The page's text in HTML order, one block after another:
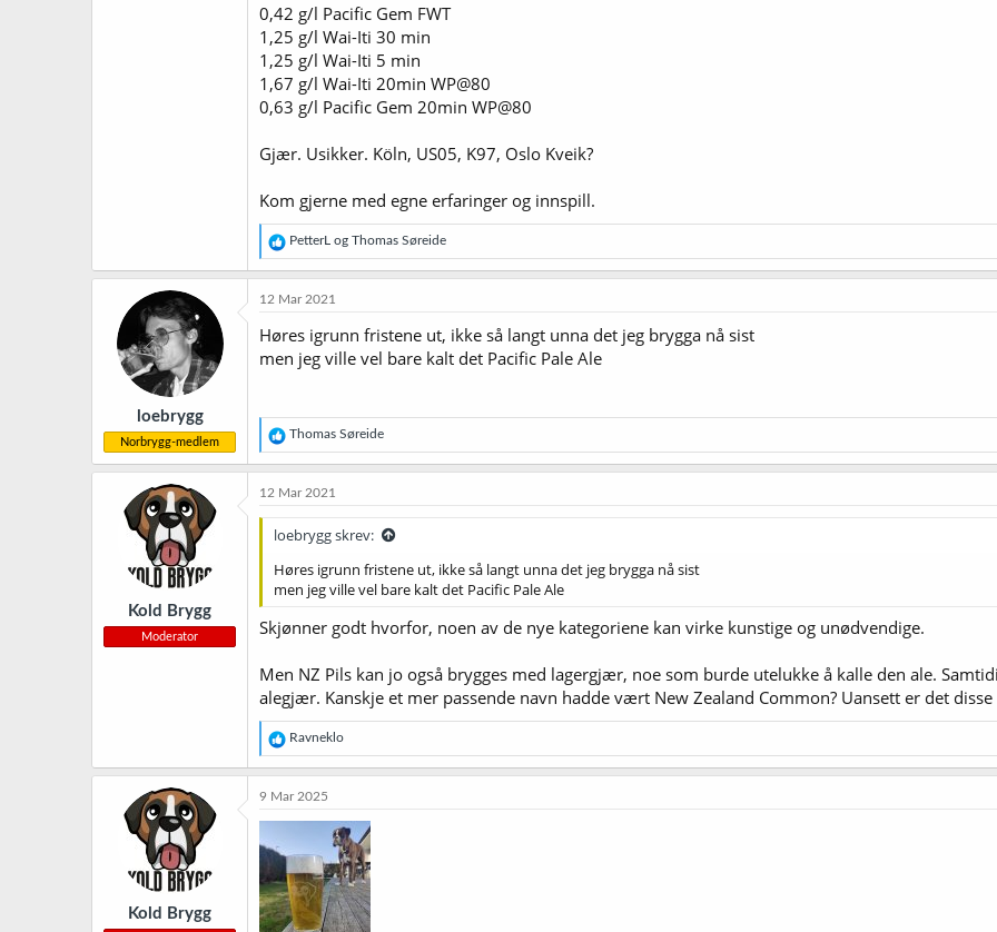
0,42 g/l Pacific Gem FWT
1,25 g/l Wai-Iti 30 min
1,25 g/l Wai-Iti 5 min
1,67 g/l Wai-Iti 20min WP@80
0,63 g/l Pacific Gem 20min WP@80
Gjær. Usikker. Köln, US05, K97, Oslo Kveik?
Kom gjerne med egne erfaringer og innspill.
R
e
a
k
o
n
:
PetterL og Thomas Søreide
loebrygg
Norbrygg-medlem
12 Mar 2021
Høres igrunn fristene ut, ikke så langt unna det jeg brygga nå sist
men jeg ville vel bare kalt det Pacific Pale Ale
R
e
a
k
j
o
e
r
Thomas Søreide
Kold Brygg
Moderator
12 Mar 2021
loebrygg skrev:
Høres igrunn fristene ut, ikke så langt unna det jeg brygga nå sist
men jeg ville vel bare kalt det Pacific Pale Ale
Skjønner godt hvorfor, noen av de nye kategoriene kan virke kunstige og unødvendige.
Men NZ Pils kan jo også brygges med lagergjær, noe som burde utelukke å kalle den ale.
alegjær. Kanskje et mer passende navn hadde vært New Zealand Common? Uansett er det disse
R
e
a
j
n
e
r
:
Ravneklo
Kold Brygg
9 Mar 2025